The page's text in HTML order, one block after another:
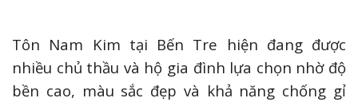
Tôn Nam Kim tại Bến Tre hiện đang được
nhiều chủ thầu và hộ gia đình lựa chọn nhờ độ
bền cao, màu sắc đẹp và khả năng chống gỉ